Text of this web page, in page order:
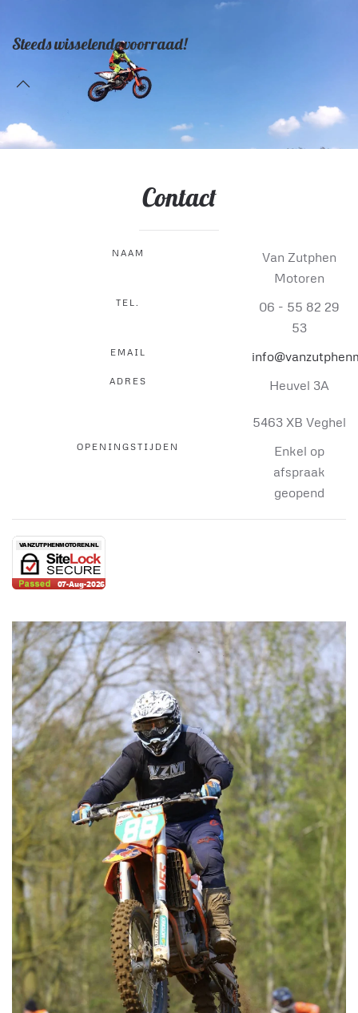
Steeds wisselende voorraad!
Contact
NAAM
Van Zutphen
Motoren
TEL.
06 - 55 82 29
53
EMAIL
ADRES Heuvel 3A
5463 XB Veghel
OPENINGSTIJDEN
Enkel op
afspraak
geopend